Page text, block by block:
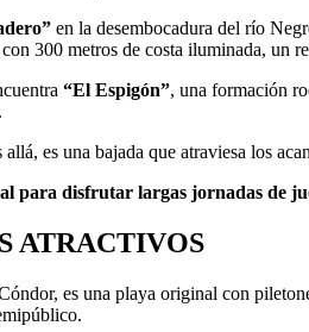
en la desembocadura del río
300 metros de costa iluminada, un
“El Espigón”, una formación
es una bajada que atraviesa los
para disfrutar largas jornadas de
ATRACTIVOS
es una playa original con